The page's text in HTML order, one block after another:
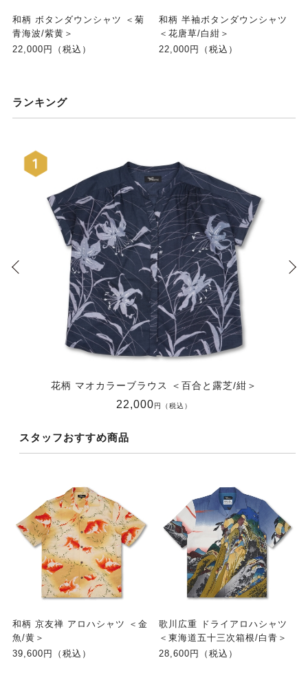
和柄 ボタンダウンシャツ ＜菊
青海波/紫黄＞
22,000円（税込）
和柄 半袖ボタンダウンシャツ
＜花唐草/白紺＞
22,000円（税込）
ランキング
花柄 マオカラーブラウス ＜百合と露芝/紺＞
22,000円（税込）
スタッフおすすめ商品
和柄 京友禅 アロハシャツ ＜金
魚/黄＞
39,600円（税込）
歌川広重 ドライアロハシャツ
＜東海道五十三次箱根/白青＞
28,600円（税込）